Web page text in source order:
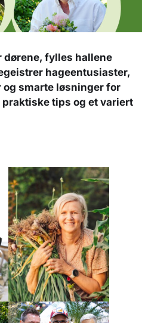
dørene, fylles hallene
hageentusiaster,
smarte løsninger for
tips og et variert